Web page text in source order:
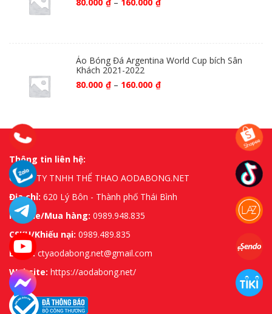
Áo Bóng Đá Argentina World Cup bích Sân
Khách 2021-2022
80.000 ₫ – 160.000 ₫
Thông tin liên hệ:
CÔNG TY TNHH THỂ THAO AODABONG.NET
Địa chỉ: 620 Lý Bôn - Thành phố Thái Bình
Hotline/Mua hàng: 0989.948.835
CSKH/Khiếu nại: 0989.489.835
Email:ctyaodabong.net@gmail.com
Website: https://aodabong.net/